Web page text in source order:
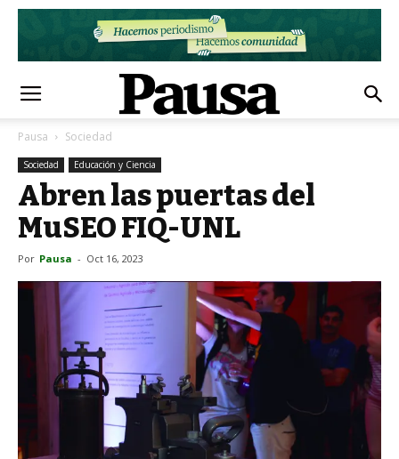
Pausa Sociedad
Sociedad Educación y Ciencia
Abren las puertas del
MuSEO FIQ-UNL
Por Pausa - Oct 16, 2023